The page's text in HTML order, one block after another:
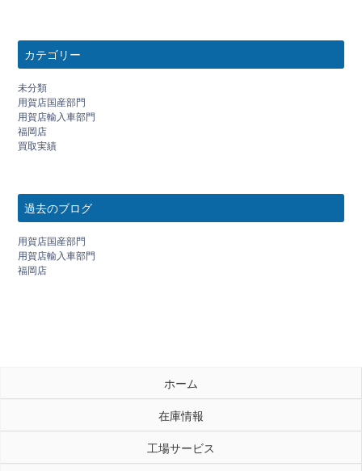
カテゴリー
未分類
用賀店国産部門
用賀店輸入車部門
福岡店
買取実績
過去のブログ
用賀店国産部門
用賀店輸入車部門
福岡店
ホーム
在庫情報
工場サービス